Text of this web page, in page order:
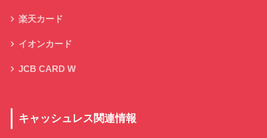
楽天カード
イオンカード
JCB CARD W
キャッシュレス関連情報